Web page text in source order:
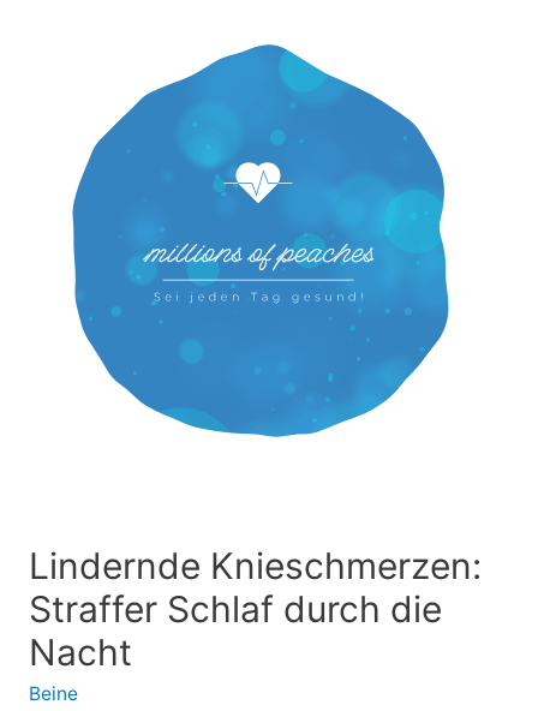
Lindernde Knieschmerzen:
Straffer Schlaf durch die
Nacht
Beine